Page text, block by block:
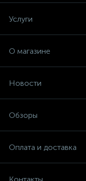
Услуги
О магазине
Новости
Обзоры
Оплата и доставка